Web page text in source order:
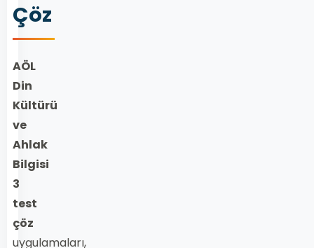
Çöz
AÖL
Din
Kültürü
ve
Ahlak
Bilgisi
3
test
çöz
uygulamaları,